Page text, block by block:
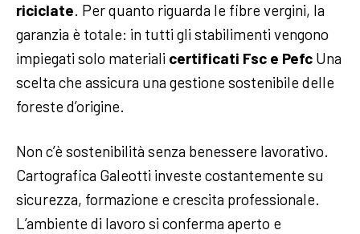
riciclate. Per quanto riguarda le fibre vergini, la
garanzia è totale: in tutti gli stabilimenti vengono
impiegati solo materiali certificati Fsc e Pefc Una
scelta che assicura una gestione sostenibile delle
foreste d’origine.
Non c’è sostenibilità senza benessere lavorativo.
Cartografica Galeotti investe costantemente su
sicurezza, formazione e crescita professionale.
L’ambiente di lavoro si conferma aperto e